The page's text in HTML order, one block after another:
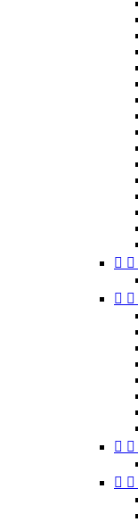
 
 
 
 